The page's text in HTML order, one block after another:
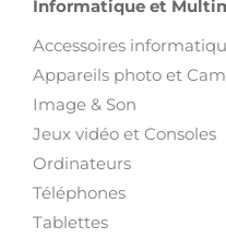
Informatique et
Accessoires
Appareils photo et
Image & Son
Jeux vidéo et Consoles
Ordinateurs
Téléphones
Tablettes